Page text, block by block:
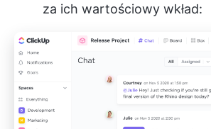
za ich wartościowy wkład: